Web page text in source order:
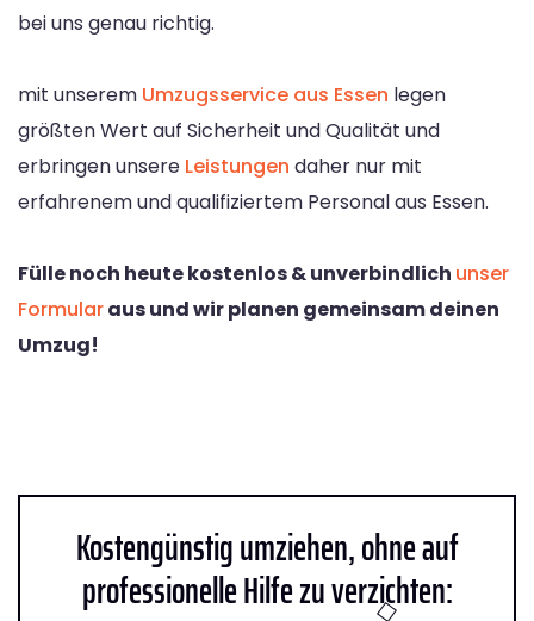
bei uns genau richtig.
mit unserem Umzugsservice aus Essen legen
größten Wert auf Sicherheit und Qualität und
erbringen unsere Leistungen daher nur mit
erfahrenem und qualifiziertem Personal aus Essen.
Fülle noch heute kostenlos & unverbindlich unser
Formularaus und wir planen gemeinsam deinen
Umzug!
Kostengünstig umziehen, ohne auf
professionelle Hilfe zu verzichten: